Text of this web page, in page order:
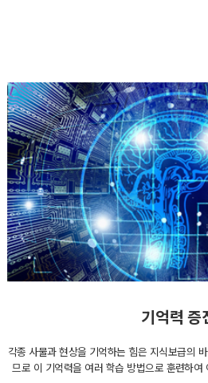
기억력 증
각종 사물과 현상을 기억하는 힘은 지식보급의
므로 이 기억력을 여러 학습 방법으로 훈련하